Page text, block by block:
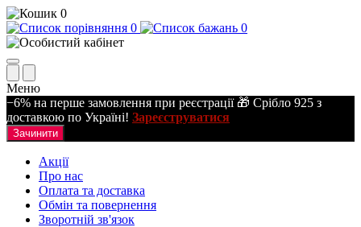
0
0
0
Меню
−6% на перше замовлення при реєстрації 🎁 Срібло 925 з
доставкою по Україні! Зареєструватися
Зачинити
Акції
Про нас
Оплата та доставка
Обмін та повернення
Зворотній зв'язок